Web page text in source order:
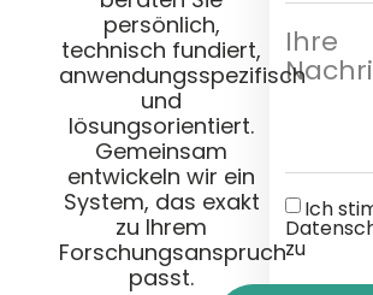
persönlich,
technisch fundiert,
anwendungsspezifisch
und
lösungsorientiert.
Gemeinsam
entwickeln wir ein
System, das exakt
zu Ihrem
Forschungsanspruch
passt.
Ich
zu